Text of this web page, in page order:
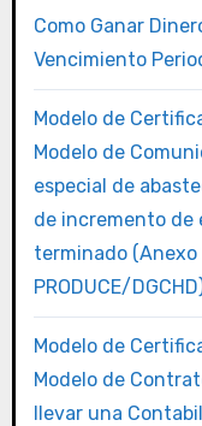
Como Ganar
Vencimiento
Modelo de
Modelo de
especial de
de incremento de
terminado (Anexo
PRODUCE/
Modelo de
Modelo de
llevar una